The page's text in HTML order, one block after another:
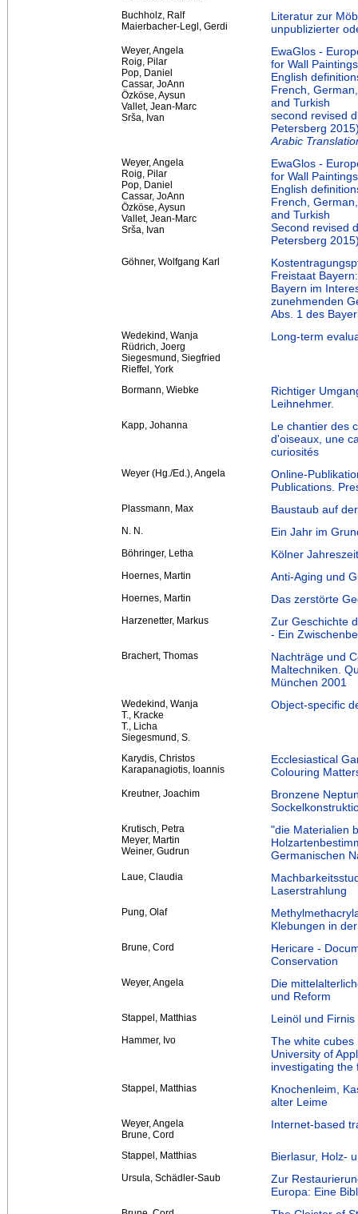
Buchholz, Ralf
Maierbacher-Legl, Gerdi
Literatur zur
unpublizierter
Weyer, Angela
Roig, Pilar
Pop, Daniel
Cassar, JoAnn
Özköse, Aysun
Vallet, Jean-Marc
Srša, Ivan
EwaGlos -
for Wall
English
French,
and Turkish
second revised
Petersberg
Arabic
Weyer, Angela
Roig, Pilar
Pop, Daniel
Cassar, JoAnn
Özköse, Aysun
Vallet, Jean-Marc
Srša, Ivan
EwaGlos -
for Wall
English
French,
and Turkish
Second revised
Petersberg
Göhner, Wolfgang Karl
Freistaat
Bayern im
zunehmenden
Abs. 1 des
Wedekind, Wanja
Rüdrich, Joerg
Siegesmund, Siegfried
Rieffel, York
Long-term
Bormann, Wiebke
Richtiger
Leihnehmer.
Kapp, Johanna
Le chantier des
d'oiseaux, une
curiosités
Weyer (Hg./Ed.), Angela
Online-
Publications.
Plassmann, Max Baustaub auf
N. N. Ein Jahr im
Böhringer, Letha Kölner
Hoernes, Martin Anti-Aging und
Hoernes, Martin Das zerstörte
Harzenetter, Markus
Zur Geschichte
- Ein
Brachert, Thomas
Nachträge und
Maltechniken.
München 2001
Wedekind, Wanja
T., Kracke
T., Licha
Siegesmund, S.
Object-specific
Karydis, Christos
Karapanagiotis, Ioannis
Ecclesiastical
Colouring
Kreutner, Joachim
Bronzene
Krutisch, Petra
Meyer, Martin
Weiner, Gudrun
"die Materialien
Germanischen
Laue, Claudia
Laserstrahlung
Pung, Olaf
Klebungen in
Brune, Cord
Hericare -
Conservation
Weyer, Angela
Die
und Reform
Stappel, Matthias Leinöl und
Hammer, Ivo
The white cubes
University of
investigating the
Stappel, Matthias
Knochenleim,
alter Leime
Weyer, Angela
Brune, Cord
Internet-based
Stappel, Matthias Bierlasur, Holz-
Ursula, Schädler-Saub
Zur
Europa: Eine